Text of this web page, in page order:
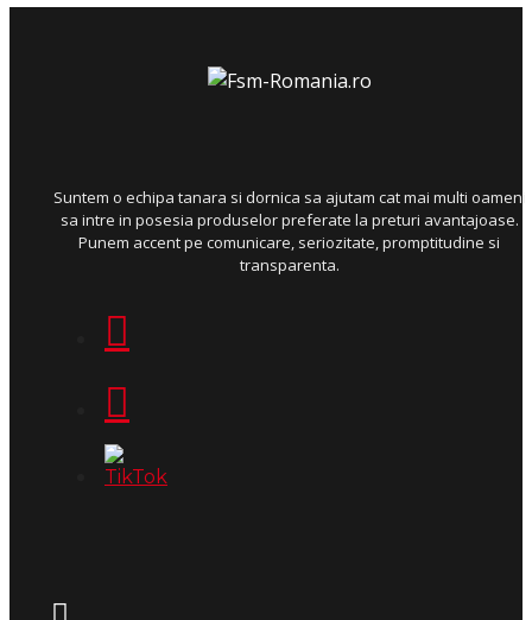
Suntem o echipa tanara si dornica sa ajutam cat mai multi oameni
sa intre in posesia produselor preferate la preturi avantajoase.
Punem accent pe comunicare, seriozitate, promptitudine si
transparenta.